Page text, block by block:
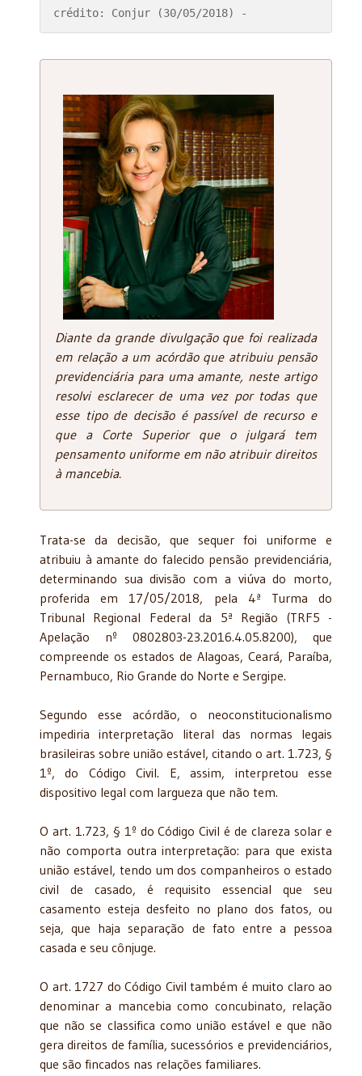
crédito: Conjur (30/05/2018) -
Diante da grande divulgação que foi realizada
em relação a um acórdão que atribuiu pensão
previdenciária para uma amante, neste artigo
resolvi esclarecer de uma vez por todas que
esse tipo de decisão é passível de recurso e
que a Corte Superior que o julgará tem
pensamento uniforme em não atribuir direitos
à mancebia.
Trata-se da decisão, que sequer foi uniforme e
atribuiu à amante do falecido pensão previdenciária,
determinando sua divisão com a viúva do morto,
proferida em 17/05/2018, pela 4ª Turma do
Tribunal Regional Federal da 5ª Região (TRF5 -
Apelação nº 0802803-23.2016.4.05.8200), que
compreende os estados de Alagoas, Ceará, Paraíba,
Pernambuco, Rio Grande do Norte e Sergipe.
Segundo esse acórdão, o neoconstitucionalismo
impediria interpretação literal das normas legais
brasileiras sobre união estável, citando o art. 1.723, §
1º, do Código Civil. E, assim, interpretou esse
dispositivo legal com largueza que não tem.
O art. 1.723, § 1º do Código Civil é de clareza solar e
não comporta outra interpretação: para que exista
união estável, tendo um dos companheiros o estado
civil de casado, é requisito essencial que seu
casamento esteja desfeito no plano dos fatos, ou
seja, que haja separação de fato entre a pessoa
casada e seu cônjuge.
O art. 1727 do Código Civil também é muito claro ao
denominar a mancebia como concubinato, relação
que não se classifica como união estável e que não
gera direitos de família, sucessórios e previdenciários,
que são fincados nas relações familiares.